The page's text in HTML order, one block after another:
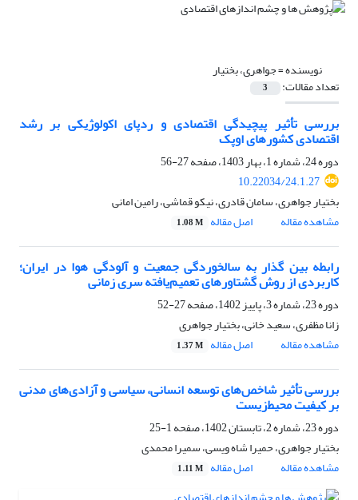
نویسنده =جواهری، بختیار
تعداد مقالات: 3
بررسی تأثیر پیچیدگی اقتصادی و ردپای اکولوژیکی بر رشد
اقتصادی کشورهای اوپک
دوره 24، شماره 1، بهار 1403، صفحه
27-56
10.22034/24.1.27
بختیار جواهری، سامان قادری، نیکو قماشی، رامین امانی
مشاهده مقاله
اصل مقاله 1.08 M
رابطه بین گذار به سالخوردگی جمعیت و آلودگی هوا در ایران؛
کاربردی از روش گشتاورهای تعمیم‌یافته سری زمانی
دوره 23، شماره 3، پاییز 1402، صفحه
27-52
زانا مظفری، سعید خانی، بختیار جواهری
مشاهده مقاله
اصل مقاله 1.37 M
بررسی تأثیر شاخص‌های توسعه انسانی، سیاسی و آزادی‌های مدنی
بر کیفیت محیط‌زیست
دوره 23، شماره 2، تابستان 1402، صفحه
1-25
بختیار جواهری، حمیرا شاه ویسی، سمیرا محمدی
مشاهده مقاله
اصل مقاله 1.11 M